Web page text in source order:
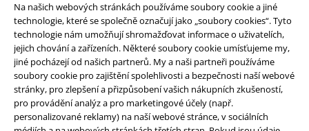
Na našich webových stránkách používáme soubory cookie a jiné
technologie, které se společně označují jako „soubory cookies“. Tyto
technologie nám umožňují shromažďovat informace o uživatelích,
jejich chování a zařízeních. Některé soubory cookie umísťujeme my,
jiné pocházejí od našich partnerů. My a naši partneři používáme
soubory cookie pro zajištění spolehlivosti a bezpečnosti naší webové
stránky, pro zlepšení a přizpůsobení vašich nákupních zkušeností,
pro provádění analýz a pro marketingové účely (např.
personalizované reklamy) na naší webové stránce, v sociálních